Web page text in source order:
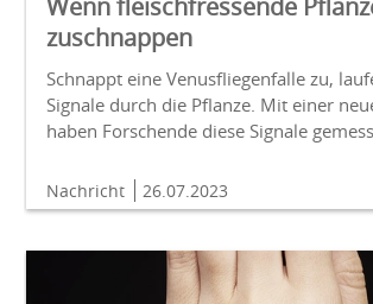
Wenn fleischfressende
zuschnappen
Schnappt eine Venusfliegenfalle zu,
Signale durch die Pflanze. Mit einer
haben Forschende diese Signale
Nachricht 26.07.2023